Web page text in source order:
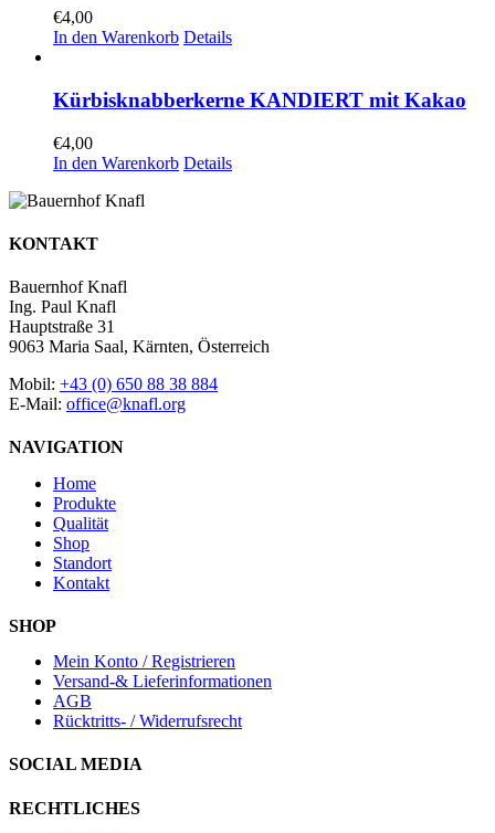
€4,00
In den Warenkorb Details
Kürbisknabberkerne KANDIERT mit Kakao
€4,00
In den Warenkorb Details
KONTAKT
Bauernhof Knafl
Ing. Paul Knafl
Hauptstraße 31
9063 Maria Saal, Kärnten, Österreich
Mobil: +43 (0) 650 88 38 884
E-Mail: office@knafl.org
NAVIGATION
Home
Produkte
Qualität
Shop
Standort
Kontakt
SHOP
Mein Konto / Registrieren
Versand-& Lieferinformationen
AGB
Rücktritts- / Widerrufsrecht
SOCIAL MEDIA
RECHTLICHES